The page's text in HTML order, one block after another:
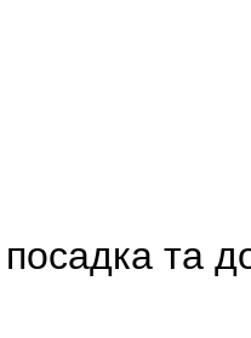
посадка та